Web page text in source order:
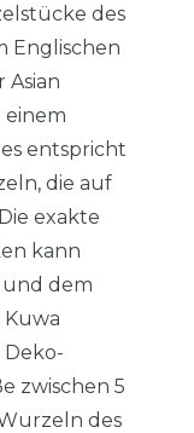
des
Englischen
Asian
entspricht
die auf
exakte
kann
und dem
zwischen 5
des